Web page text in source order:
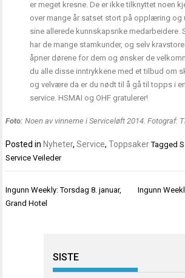
er meget kresne. De er ikke tilknyttet noen
over mange år satset stort på opplæring og
sine allerede kunnskapsrike medarbeidere.
har de mange stamkunder, og selv
åpner dørene for dem og ønsker de
du alle disse inntrykkene med et tilbud om
og velvære da er du nødt til å gå til topps i
service. HSMAI og OHF gratulerer!
Foto: Noen av vinnerne i Serviceløft 2014. Fotograf:
Posted in Nyheter,Service,Toppsaker Tagged
Service Veileder
Innleggsnavigasjon
Ingunn Weekly: Torsdag 8. januar,
Grand Hotel
Ingunn
SISTE